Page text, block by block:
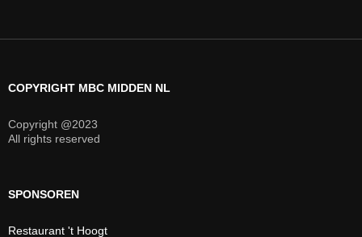
COPYRIGHT MBC MIDDEN NL
Copyright @2023
All rights reserved
SPONSOREN
Restaurant 't Hoogt